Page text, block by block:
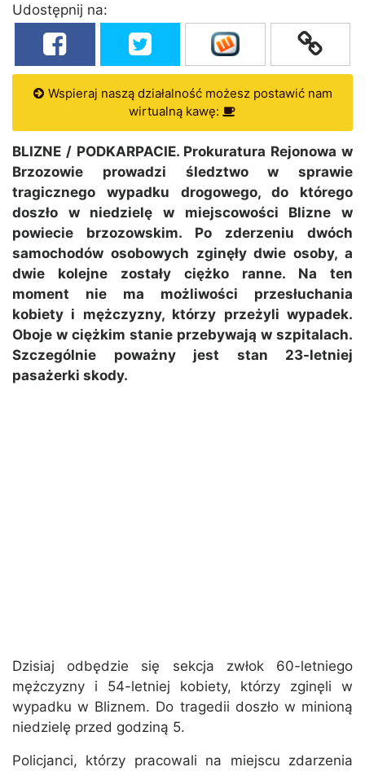
Udostępnij na:
Wspieraj naszą działalność możesz postawić nam
wirtualną kawę:
BLIZNE / PODKARPACIE. Prokuratura Rejonowa w
Brzozowie prowadzi śledztwo w sprawie
tragicznego wypadku drogowego, do którego
doszło w niedzielę w miejscowości Blizne w
powiecie brzozowskim. Po zderzeniu dwóch
samochodów osobowych zginęły dwie osoby, a
dwie kolejne zostały ciężko ranne. Na ten
moment nie ma możliwości przesłuchania
kobiety i mężczyzny, którzy przeżyli wypadek.
Oboje w ciężkim stanie przebywają w szpitalach.
Szczególnie poważny jest stan 23-letniej
pasażerki skody.
Dzisiaj odbędzie się sekcja zwłok 60-letniego
mężczyzny i 54-letniej kobiety, którzy zginęli w
wypadku w Bliznem. Do tragedii doszło w minioną
niedzielę przed godziną 5.
Policjanci, którzy pracowali na miejscu zdarzenia